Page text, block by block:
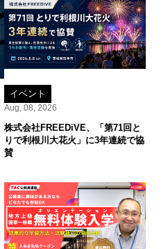
イベント
Aug, 08, 2026
株式会社FREEDiVE、「第71回と
りで利根川大花火」に3年連続で協
賛